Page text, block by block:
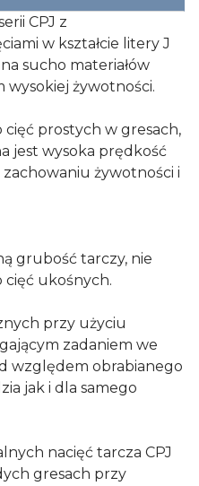
CPJ z
w kształcie litery J
sucho materiałów
wysokiej żywotności.
cięć prostych w gresach,
jest wysoka prędkość
żywotności i
grubość tarczy, nie
cięć ukośnych.
przy użyciu
zadaniem we
względem obrabianego
jak i dla samego
nacięć tarcza CPJ
gresach przy